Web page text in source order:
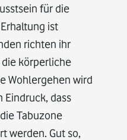
für die
ist
richten ihr
körperliche
Wohlergehen wird
dass
Tabuzone
werden. Gut so,